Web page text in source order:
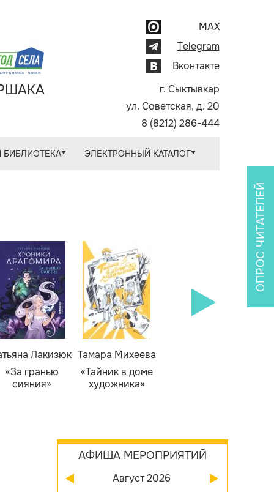
MAX
Telegram
Вконтакте
г. Сыктывкар
ул. Советская, д. 20
8 (8212) 286-444
БИБЛИОТЕКА ЭЛЕКТРОННЫЙ КАТАЛОГ
Лакизюк
«За гранью
сияния»
Тамара Михеева
«Тайник в доме
художника»
АФИША МЕРОПРИЯТИЙ
Август 2026
ОПРОС ЧИТАТЕЛЕЙ